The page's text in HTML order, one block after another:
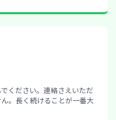
ください。連絡さえいただ
。長く続けることが一番大